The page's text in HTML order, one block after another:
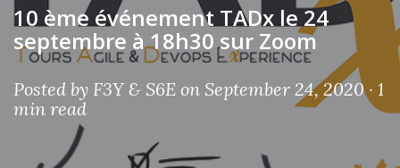
10 ème événement TADx le 24
septembre à 18h30 sur Zoom
Posted by F3Y & S6E on September 24, 2020 · 1
min read